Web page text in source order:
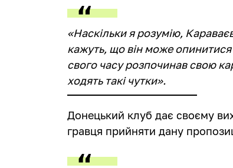
«Наскільки я розумію,
кажуть, що він може опинитися
свого часу розпочинав свою
ходять такі чутки».
Донецький клуб дає своєму
гравця прийняти дану